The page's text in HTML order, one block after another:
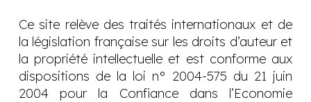
Ce site relève des traités internationaux et de
la législation française sur les droits d’auteur et
la propriété intellectuelle et est conforme aux
dispositions de la loi n° 2004-575 du 21 juin
2004 pour la Confiance dans l’Economie